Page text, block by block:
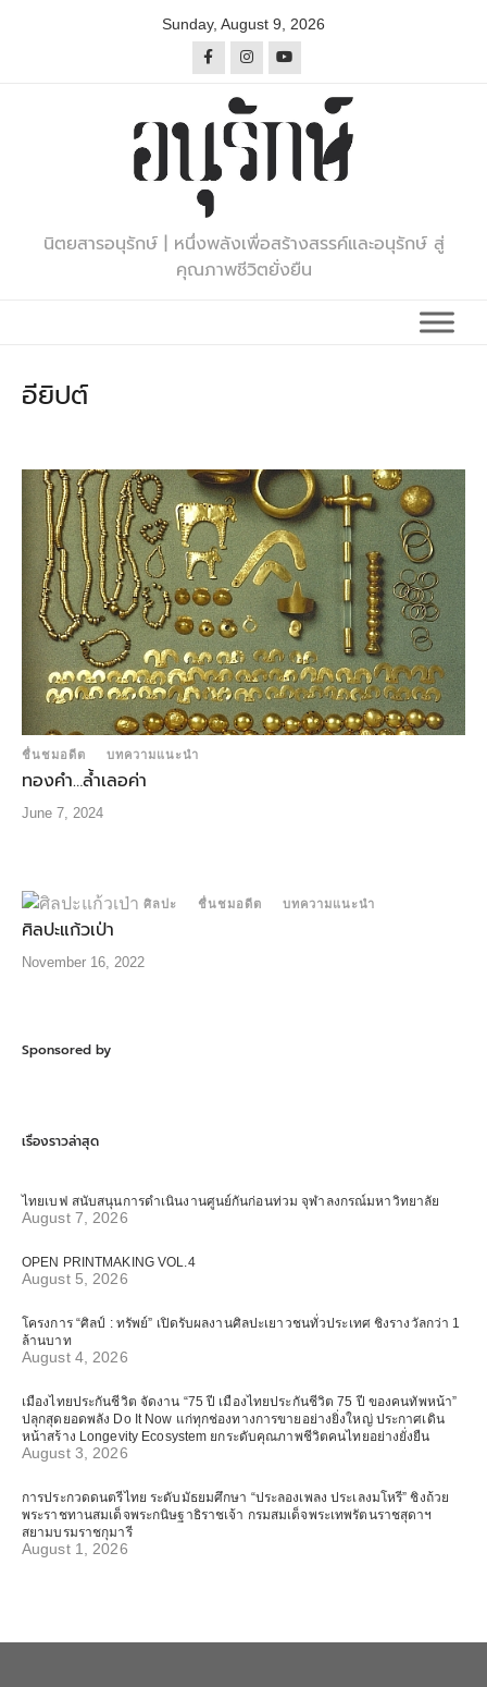
Sunday, August 9, 2026
นิตยสารอนุรักษ์ | หนึ่งพลังเพื่อสร้างสรรค์และอนุรักษ์ สู่
คุณภาพชีวิตยั่งยืน
อียิปต์
ชื่นชมอดีต บทความแนะนำ
ทองคํา…ล้ำเลอค่า
June 7, 2024
ศิลปะ ชื่นชมอดีต บทความแนะนำ
ศิลปะแก้วเป่า
November 16, 2022
Sponsored by
เรื่องราวล่าสุด
ไทยเบฟ สนับสนุนการดำเนินงานศูนย์กันก่อนท่วม จุฬาลงกรณ์มหาวิทยาลัย
August 7, 2026
OPEN PRINTMAKING VOL.4
August 5, 2026
โครงการ “ศิลป์ : ทรัพย์” เปิดรับผลงานศิลปะเยาวชนทั่วประเทศ ชิงรางวัลกว่า 1
ล้านบาท
August 4, 2026
เมืองไทยประกันชีวิต จัดงาน “75 ปี เมืองไทยประกันชีวิต 75 ปี ของคนทัพหน้า”
ปลุกสุดยอดพลัง Do It Now แก่ทุกช่องทางการขายอย่างยิ่งใหญ่ ประกาศเดิน
หน้าสร้าง Longevity Ecosystem ยกระดับคุณภาพชีวิตคนไทยอย่างยั่งยืน
August 3, 2026
การประกวดดนตรีไทย ระดับมัธยมศึกษา “ประลองเพลง ประเลงมโหรี” ชิงถ้วย
พระราชทานสมเด็จพระกนิษฐาธิราชเจ้า กรมสมเด็จพระเทพรัตนราชสุดาฯ
สยามบรมราชกุมารี
August 1, 2026